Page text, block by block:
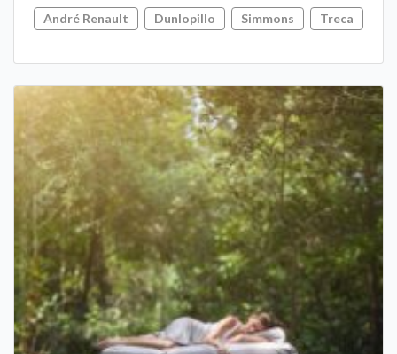
André Renault Dunlopillo Simmons Treca